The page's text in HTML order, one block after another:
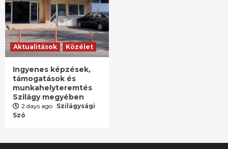
Aktualitások Közélet
Ingyenes képzések,
támogatások és
munkahelyteremtés
Szilágy megyében
2 days ago Szilágysági
Szó